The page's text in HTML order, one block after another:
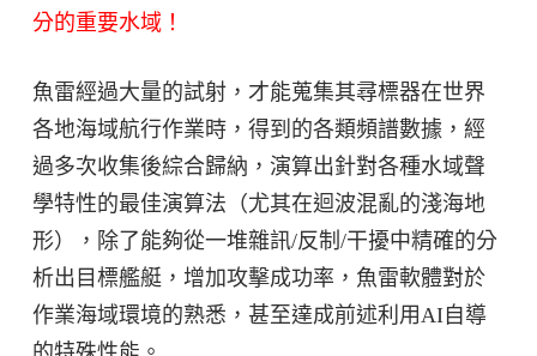
分的重要水域！
魚雷經過大量的試射，才能蒐集其尋標器在世界
各地海域航行作業時，得到的各類頻譜數據，經
過多次收集後綜合歸納，演算出針對各種水域聲
學特性的最佳演算法（尤其在迴波混亂的淺海地
形），除了能夠從一堆雜訊/反制/干擾中精確的分
析出目標艦艇，增加攻擊成功率，魚雷軟體對於
作業海域環境的熟悉，甚至達成前述利用AI自導